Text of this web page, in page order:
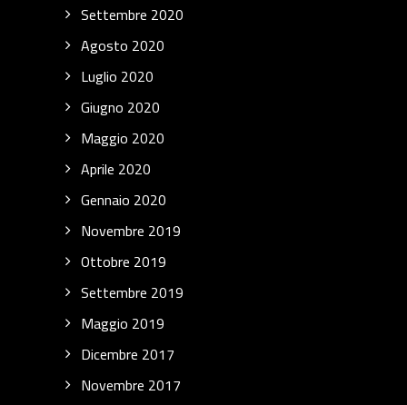
Settembre 2020
Agosto 2020
Luglio 2020
Giugno 2020
Maggio 2020
Aprile 2020
Gennaio 2020
Novembre 2019
Ottobre 2019
Settembre 2019
Maggio 2019
Dicembre 2017
Novembre 2017